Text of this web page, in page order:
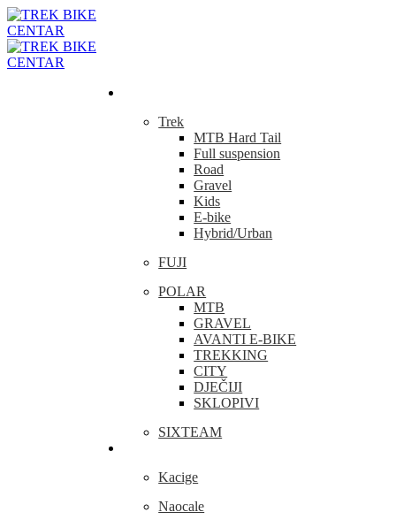
Trek
MTB Hard Tail
Full suspension
Road
Gravel
Kids
E-bike
Hybrid/Urban
FUJI
POLAR
MTB
GRAVEL
AVANTI E-BIKE
TREKKING
CITY
DJEČIJI
SKLOPIVI
SIXTEAM
Kacige
Naocale